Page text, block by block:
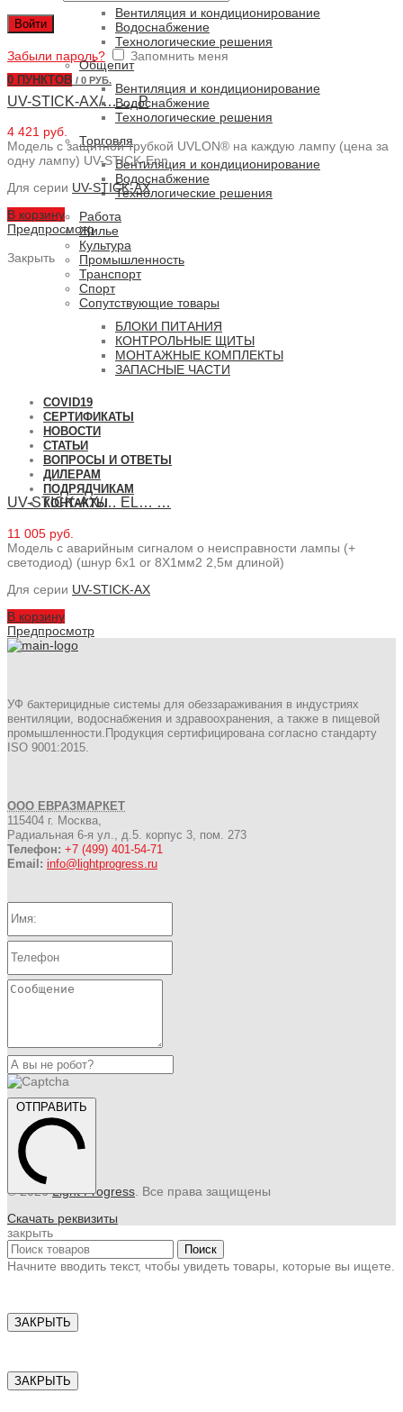
Войти
Забыли пароль? Запомнить меня
0 ПУНКТОВ / 0 РУБ.
Вентиляция и кондиционирование
Водоснабжение
Технологические решения
Общепит
Вентиляция и кондиционирование
Водоснабжение
Технологические решения
Торговля
Вентиляция и кондиционирование
Водоснабжение
Технологические решения
Работа
Жилье
Культура
Промышленность
Транспорт
Спорт
Сопутствующие товары
БЛОКИ ПИТАНИЯ
КОНТРОЛЬНЫЕ ЩИТЫ
МОНТАЖНЫЕ КОМПЛЕКТЫ
ЗАПАСНЫЕ ЧАСТИ
COVID19
СЕРТИФИКАТЫ
НОВОСТИ
СТАТЬИ
ВОПРОСЫ И ОТВЕТЫ
ДИЛЕРАМ
ПОДРЯДЧИКАМ
КОНТАКТЫ
UV-STICK-AX/… … P
4 421 руб.
Модель с защитной трубкой UVLON® на каждую лампу (цена за
одну лампу) UV-STICK-Enn
Для серии UV-STICK-AX
В корзину
Предпросмотр
Закрыть
UV-STICK-AX/… EL… …
11 005 руб.
Модель с аварийным сигналом о неисправности лампы (+
светодиод) (шнур 6x1 or 8X1мм2 2,5м длиной)
Для серии UV-STICK-AX
В корзину
Предпросмотр
УФ бактерицидные системы для обеззараживания в индустриях
вентиляции, водоснабжения и здравоохранения, а также в пищевой
промышленности.Продукция сертифицирована согласно стандарту
ISO 9001:2015.
ООО ЕВРАЗМАРКЕТ
115404 г. Москва,
Радиальная 6-я ул., д.5. корпус 3, пом. 273
Телефон: +7 (499) 401-54-71
Email: info@lightprogress.ru
ОТПРАВИТЬ
© 2026Light Progress . Все права защищены
Скачать реквизиты
закрыть
Поиск
Начните вводить текст, чтобы увидеть товары, которые вы ищете.
ЗАКРЫТЬ
ЗАКРЫТЬ